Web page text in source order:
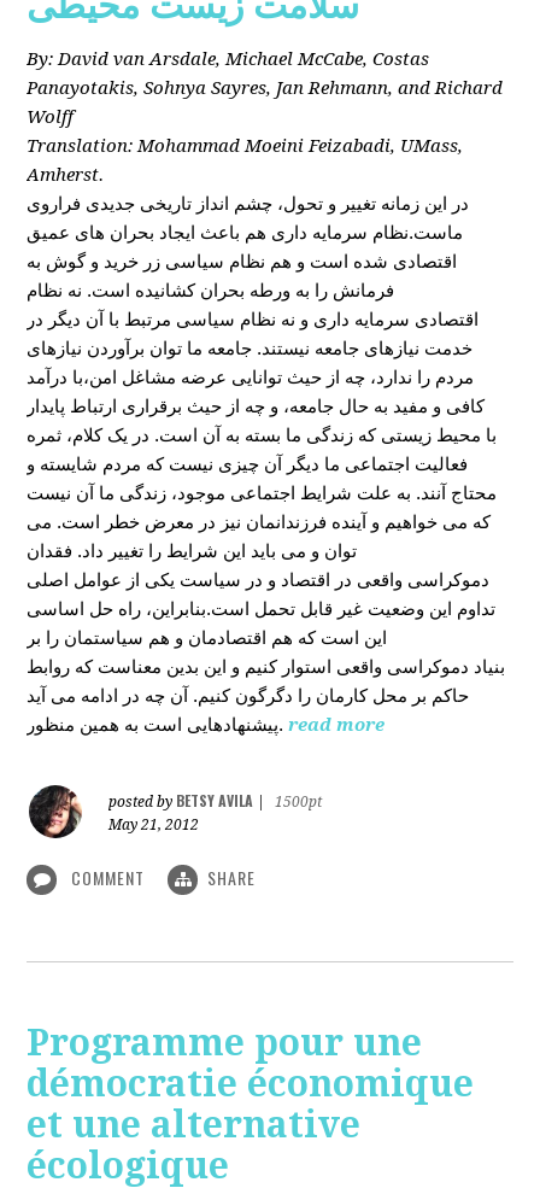
By: David van Arsdale, Michael McCabe, Costas
Panayotakis, Sohnya Sayres, Jan Rehmann, and Richard
Wolff
Translation: Mohammad Moeini Feizabadi, UMass,
Amherst.
در این زمانه تغییر و تحول، چشم انداز تاریخی جدیدی فراروی
ماست.نظام سرمایه داری هم باعث ایجاد بحران های عمیق
اقتصادی شده است و هم نظام سیاسی زر خرید و گوش به
فرمانش را به ورطه بحران کشانیده است. نه نظام
اقتصادی سرمایه داری و نه نظام سیاسی مرتبط با آن دیگر در
خدمت نیازهای جامعه نیستند. جامعه ما توان برآوردن نیازهای
مردم را ندارد، چه از حیث توانایی عرضه مشاغل امن،با درآمد
کافی و مفید به حال جامعه، و چه از حیث برقراری ارتباط پایدار
با محیط زیستی که زندگی ما بسته به آن است. در یک کلام، ثمره
فعالیت اجتماعی ما دیگر آن چیزی نیست که مردم شایسته و
محتاج آنند. به علت شرایط اجتماعی موجود، زندگی ما آن نیست
که می خواهیم و آینده فرزندانمان نیز در معرض خطر است. می
توان و می باید این شرایط را تغییر داد. فقدان
دموکراسی واقعی در اقتصاد و در سیاست یکی از عوامل اصلی
تداوم این وضعیت غیر قابل تحمل است.بنابراین، راه حل اساسی
این است که هم اقتصادمان و هم سیاستمان را بر
بنیاد دموکراسی واقعی استوار کنیم و این بدین معناست که روابط
حاکم بر محل کارمان را دگرگون کنیم. آن چه در ادامه می آید
پیشنهادهایی است به همین منظور. read more
posted by BETSY AVILA
1500pt
May 21, 2012
COMMENT SHARE
Programme pour une
démocratie économique
et une alternative
écologique